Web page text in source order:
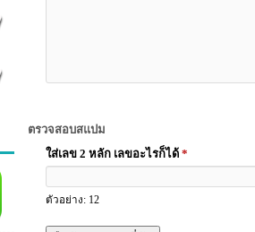
ตรวจสอบสแปม
ใส่เลข 2 หลัก เลขอะไรก็ได้ *
ตัวอย่าง: 12